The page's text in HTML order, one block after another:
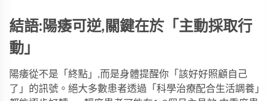
結語:陽痿可逆,關鍵在於「主動採取行
動」
陽痿從不是「終點」,而是身體提醒你「該好好照顧自己
了」的訊號。絕大多數患者透過「科學治療配合生活調養」